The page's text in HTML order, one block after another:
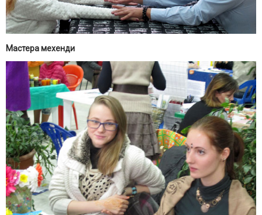
Мастера мехенди